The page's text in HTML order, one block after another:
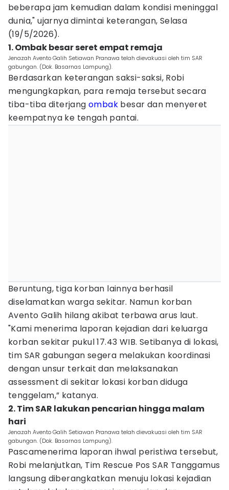
beberapa jam kemudian dalam kondisi meninggal
dunia," ujarnya dimintai keterangan, Selasa
(19/5/2026).
1. Ombak besar seret empat remaja
Jenazah Avento Galih Setiawan Pranawa telah dievakuasi oleh tim SAR
gabungan. (Dok. Basarnas Lampung).
Berdasarkan keterangan saksi-saksi, Robi
mengungkapkan, para remaja tersebut secara
tiba-tiba diterjang ombak besar dan menyeret
keempatnya ke tengah pantai.
Beruntung, tiga korban lainnya berhasil
diselamatkan warga sekitar. Namun korban
Avento Galih hilang akibat terbawa arus laut.
"Kami menerima laporan kejadian dari keluarga
korban sekitar pukul 17.43 WIB. Setibanya di lokasi,
tim SAR gabungan segera melakukan koordinasi
dengan unsur terkait dan melaksanakan
assessment di sekitar lokasi korban diduga
tenggelam,” katanya.
2. Tim SAR lakukan pencarian hingga malam
hari
Jenazah Avento Galih Setiawan Pranawa telah dievakuasi oleh tim SAR
gabungan. (Dok. Basarnas Lampung).
Pascamenerima laporan ihwal peristiwa tersebut,
Robi melanjutkan, Tim Rescue Pos SAR Tanggamus
langsung diberangkatkan menuju lokasi kejadian